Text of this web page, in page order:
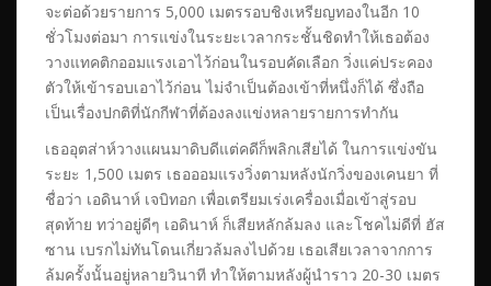
จะต่อด้วยรายการ 5,000 เมตรรอบชิงเหรียญทองในอีก 10
ชั่วโมงต่อมา การแข่งในระยะเวลากระชั้นชิดทำให้เธอต้อง
วางแทคติกออมแรงเอาไว้ก่อนในรอบคัดเลือก วิ่งแค่ประคอง
ตัวให้เข้ารอบเอาไว้ก่อน ไม่จำเป็นต้องเข้าที่หนึ่งก็ได้ ซึ่งถือ
เป็นเรื่องปกติที่นักกีฬาที่ต้องลงแข่งหลายรายการทำกัน
เธออุตส่าห์วางแผนมาดิบดีแต่คดีก็พลิกเสียได้ ในการแข่งขัน
ระยะ 1,500 เมตร เธอออมแรงวิ่งตามหลังนักวิ่งของเคนยา ที่
ชื่อว่า เอดินาห์ เจบิทอก เพื่อเตรียมเร่งเครื่องเมื่อเข้าสู่รอบ
สุดท้าย ทว่าอยู่ดีๆ เอดินาห์ ก็เสียหลักล้มลง และโชคไม่ดีที่ ฮัส
ซาน เบรกไม่ทันโดนเกี่ยวล้มลงไปด้วย เธอเสียเวลาจากการ
ล้มครั้งนั้นอยู่หลายวินาที ทำให้ตามหลังผู้นำราว 20-30 เมตร